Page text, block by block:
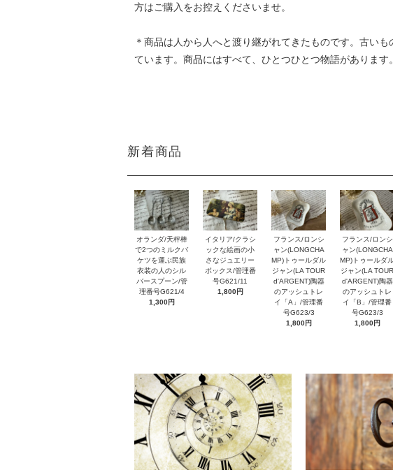
方はご購入をお控えくださいませ。
＊商品は人から人へと渡り継がれてきたものです。古い
ています。商品にはすべて、ひとつひとつ物語がありま
新着商品
オランダ/天秤棒
で2つのミルクバ
ケツを運ぶ民族
衣装の人のシル
バースプーン/管
理番号G621/4
1,300円
イタリア/クラシ
ックな絵画の小
さなジュエリー
ボックス/管理番
号G621/11
1,800円
フランス/ロンシ
ャン(LONGCHA
MP)トゥールダル
ジャン(LA TOUR
d'ARGENT)陶器
のアッシュトレ
イ「A」/管理番
号G623/3
1,800円
フランス/ロンシ
ャン(LONGCHA
MP)トゥールダ
ジャン(LA TOUR
d'ARGENT)陶器
のアッシュトレ
イ「B」/管理番
号G623/3
1,800円